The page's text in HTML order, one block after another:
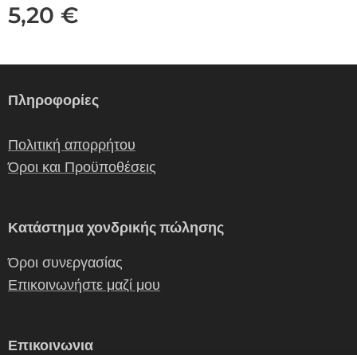
5,20 €
Πληροφορίες
Πολιτική απορρήτου
Όροι και Προϋποθέσεις
Κατάστημα χονδρικής πώλησης
Όροι συνεργασίας
Επικοινωνήστε μαζί μου
Επικοινωνια